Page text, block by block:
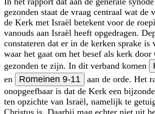
gezonden staat de vraag centraal wat de
de Kerk met Israël betekent voor de
vanouds aan Israël heeft opgedragen.
constateren dat er in de kerken sprake is
waar het gaat om het besef als kerk door
gezonden te zijn. In dit verband komen
en
Romeinen 9-11
aan de orde. Het
onopgeefbaar is dat de Kerk een
ten opzichte van Israël, namelijk te
Christus is. Daarbij mag echter niet uit